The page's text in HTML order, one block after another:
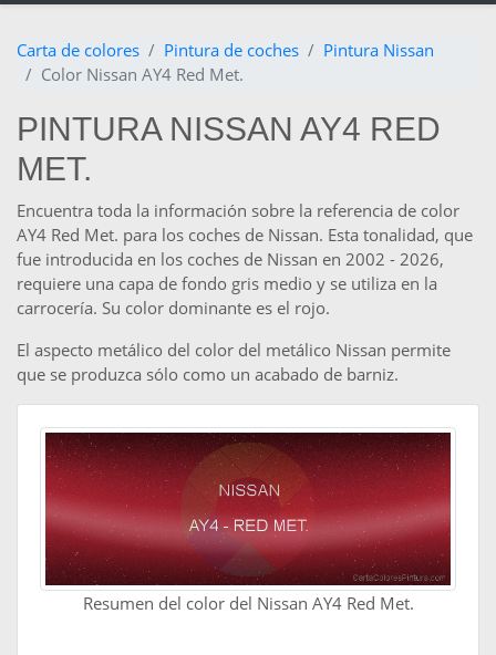
Carta de colores Pintura de coches
Pintura Nissan
Color Nissan AY4 Red Met.
PINTURA NISSAN AY4 RED
MET.
Encuentra toda la información sobre la referencia de color
AY4 Red Met. para los coches de Nissan. Esta tonalidad, que
fue introducida en los coches de Nissan en 2002 - 2026,
requiere una capa de fondo gris medio y se utiliza en la
carrocería. Su color dominante es el rojo.
El aspecto metálico del color del metálico Nissan permite
que se produzca sólo como un acabado de barniz.
Resumen del color del Nissan AY4 Red Met.